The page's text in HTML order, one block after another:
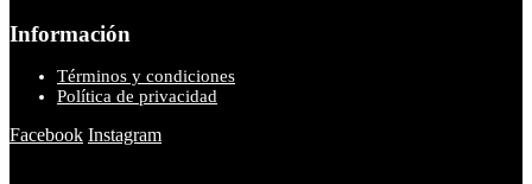
Información
Términos y condiciones
Política de privacidad
Facebook Instagram